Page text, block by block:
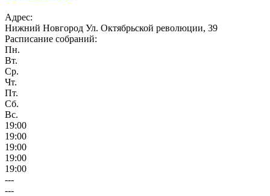
Адрес:
Нижний Новгород Ул. Октябрьской революции, 39
Расписание собраний:
Пн.
Вт.
Ср.
Чт.
Пт.
Сб.
Вс.
19:00
19:00
19:00
19:00
19:00
---
---